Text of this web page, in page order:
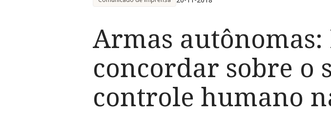
Armas autônomas:
concordar sobre o
controle humano